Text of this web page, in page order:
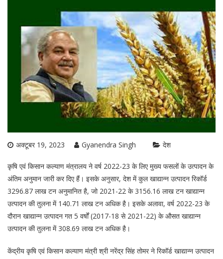
अक्टूबर 19, 2023 Gyanendra Singh देश
कृषि एवं किसान कल्‍याण मंत्रालय ने वर्ष 2022-23 के लिए मुख्‍य फसलों के उत्‍पादन के
अंतिम अनुमान जारी कर दिए हैं। इसके अनुसार, देश में कुल खाद्यान्‍न उत्‍पादन रिकॉर्ड
3296.87 लाख टन अनुमानित है, जो 2021-22 के 3156.16 लाख टन खाद्यान्न
उत्‍पादन की तुलना में 140.71 लाख टन अधिक है। इसके अलावा, वर्ष 2022-23 के
दौरान खाद्यान्‍न उत्‍पादन गत 5 वर्षों (2017-18 से 2021-22) के औसत खाद्यान्‍न
उत्‍पादन की तुलना में 308.69 लाख टन अधिक है।
केंद्रीय कृषि एवं किसान कल्याण मंत्री श्री नरेंद्र सिंह तोमर ने रिकॉर्ड खाद्यान्‍न उत्‍पादन